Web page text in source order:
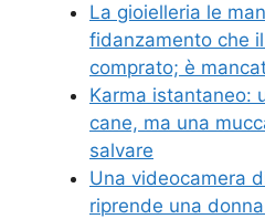
La gioielleria le
fidanzamento che
comprato; è
Karma istantaneo:
cane, ma una
salvare
Una videocamera
riprende una